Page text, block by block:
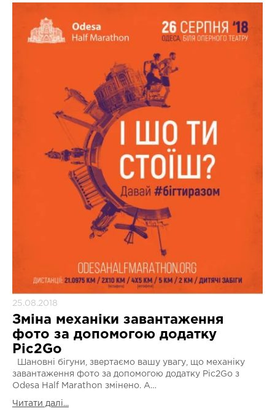
25.08.2018
Зміна механіки завантаження
фото за допомогою додатку
Pic2Go
Шановні бігуни, звертаємо вашу увагу, що механіку
завантаження фото за допомогою додатку Pic2Go з
Odesa Half Marathon змінено. А…
Читати далі...